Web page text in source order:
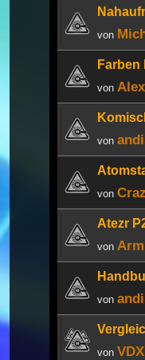
von
von
von
von
Atezr
von
von
von VDX